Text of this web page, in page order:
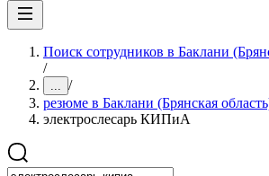
Поиск сотрудников в Баклани
/
... /
резюме в Баклани (Брянская
электрослесарь КИПиА